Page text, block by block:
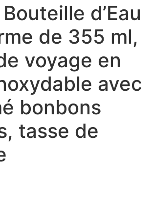
d’Eau
de 355 ml,
voyage en
avec
bonbons
tasse de